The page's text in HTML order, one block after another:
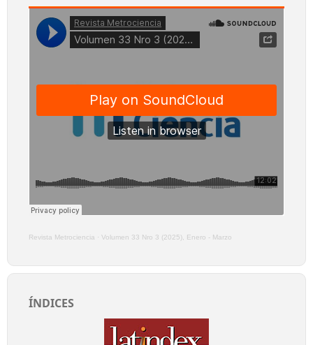
Revista Metrociencia · Volumen 33 Nro 3 (2025), Enero - Marzo
ÍNDICES